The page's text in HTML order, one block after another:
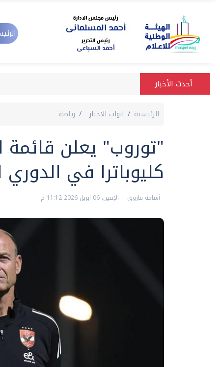
أحدث الأخبار
الرئيسية ابواب الاخبار رياضة
"توروب" يعلن قائمة
كليوباترا في الدوري
أسامه فاروق الإثنين، 06 ابريل 2026 11:12 م